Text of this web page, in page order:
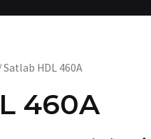
Satlab HDL 460A
460A